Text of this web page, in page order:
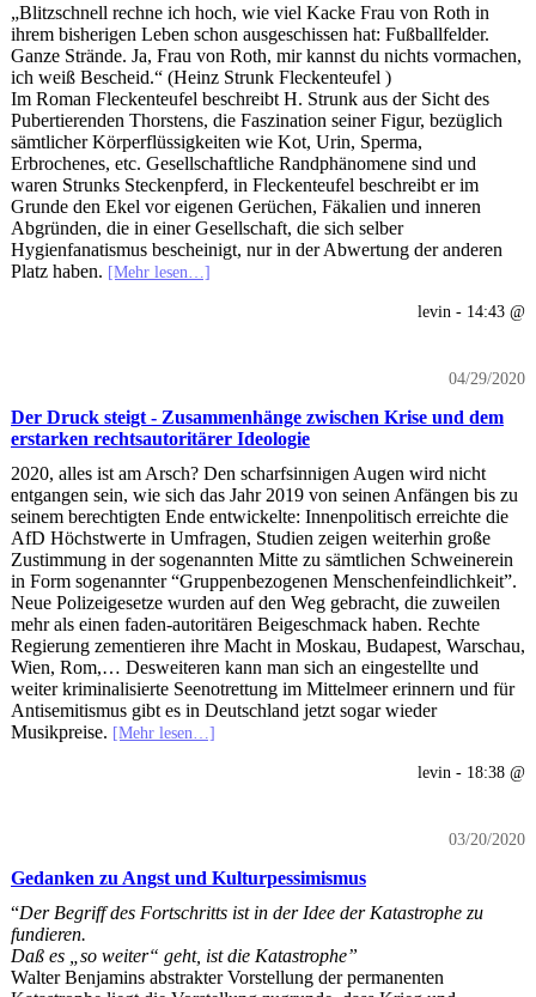
„Blitzschnell rechne ich hoch, wie viel Kacke Frau von Roth in
ihrem bisherigen Leben schon ausgeschissen hat: Fußballfelder.
Ganze Strände. Ja, Frau von Roth, mir kannst du nichts vormachen,
ich weiß Bescheid.“ (Heinz Strunk Fleckenteufel )
Im Roman Fleckenteufel beschreibt H. Strunk aus der Sicht des
Pubertierenden Thorstens, die Faszination seiner Figur, bezüglich
sämtlicher Körperflüssigkeiten wie Kot, Urin, Sperma,
Erbrochenes, etc. Gesellschaftliche Randphänomene sind und
waren Strunks Steckenpferd, in Fleckenteufel beschreibt er im
Grunde den Ekel vor eigenen Gerüchen, Fäkalien und inneren
Abgründen, die in einer Gesellschaft, die sich selber
Hygienfanatismus bescheinigt, nur in der Abwertung der anderen
Platz haben. [Mehr lesen…]
levin - 14:43 @
04/29/2020
Der Druck steigt - Zusammenhänge zwischen Krise und dem
erstarken rechtsautoritärer Ideologie
2020, alles ist am Arsch? Den scharfsinnigen Augen wird nicht
entgangen sein, wie sich das Jahr 2019 von seinen Anfängen bis zu
seinem berechtigten Ende entwickelte: Innenpolitisch erreichte die
AfD Höchstwerte in Umfragen, Studien zeigen weiterhin große
Zustimmung in der sogenannten Mitte zu sämtlichen Schweinerein
in Form sogenannter “Gruppenbezogenen Menschenfeindlichkeit”.
Neue Polizeigesetze wurden auf den Weg gebracht, die zuweilen
mehr als einen faden-autoritären Beigeschmack haben. Rechte
Regierung zementieren ihre Macht in Moskau, Budapest, Warschau,
Wien, Rom,… Desweiteren kann man sich an eingestellte und
weiter kriminalisierte Seenotrettung im Mittelmeer erinnern und für
Antisemitismus gibt es in Deutschland jetzt sogar wieder
Musikpreise. [Mehr lesen…]
levin - 18:38 @
03/20/2020
Gedanken zu Angst und Kulturpessimismus
“Der Begriff des Fortschritts ist in der Idee der Katastrophe zu
fundieren.
Daß es „so weiter“ geht, ist die Katastrophe”
Walter Benjamins abstrakter Vorstellung der permanenten